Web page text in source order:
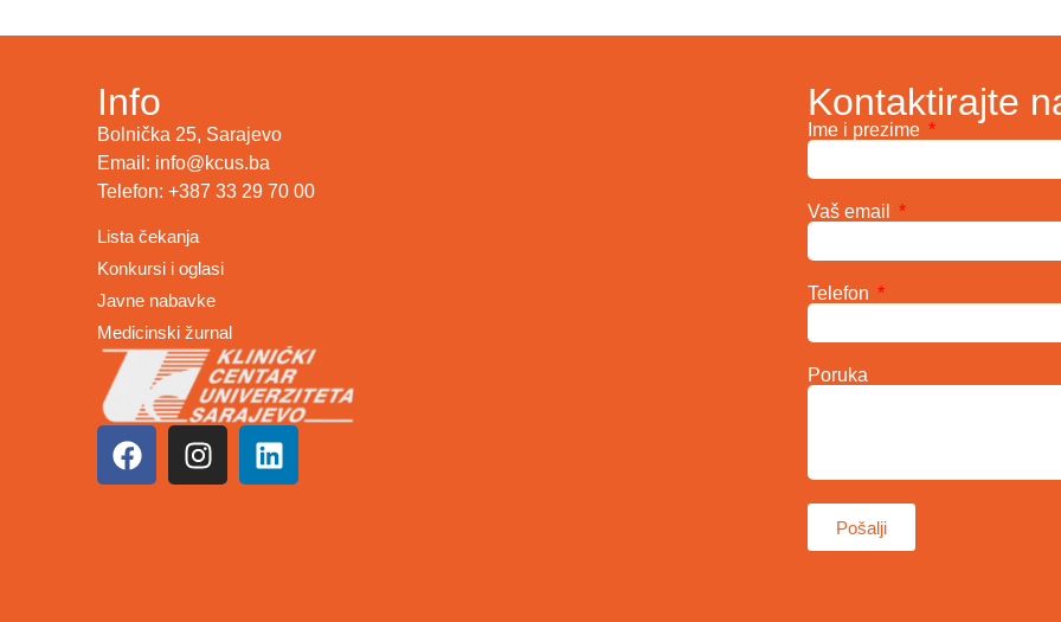
Info
Bolnička 25, Sarajevo
Email: info@kcus.ba
Telefon: +387 33 29 70 00
Lista čekanja
Konkursi i oglasi
Javne nabavke
Medicinski žurnal
Kontaktirajte
Ime i prezime
Vaš email
Telefon
Poruka
Pošalji